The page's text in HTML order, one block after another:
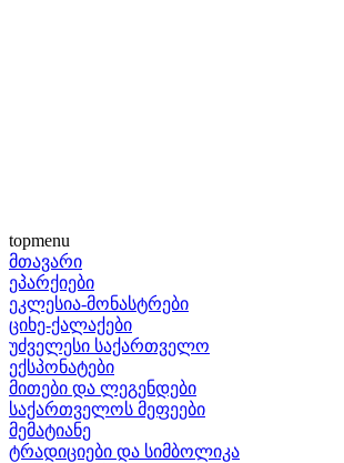
topmenu
მთავარი
ეპარქიები
ეკლესია-მონასტრები
ციხე-ქალაქები
უძველესი საქართველო
ექსპონატები
მითები და ლეგენდები
საქართველოს მეფეები
მემატიანე
ტრადიციები და სიმბოლიკა